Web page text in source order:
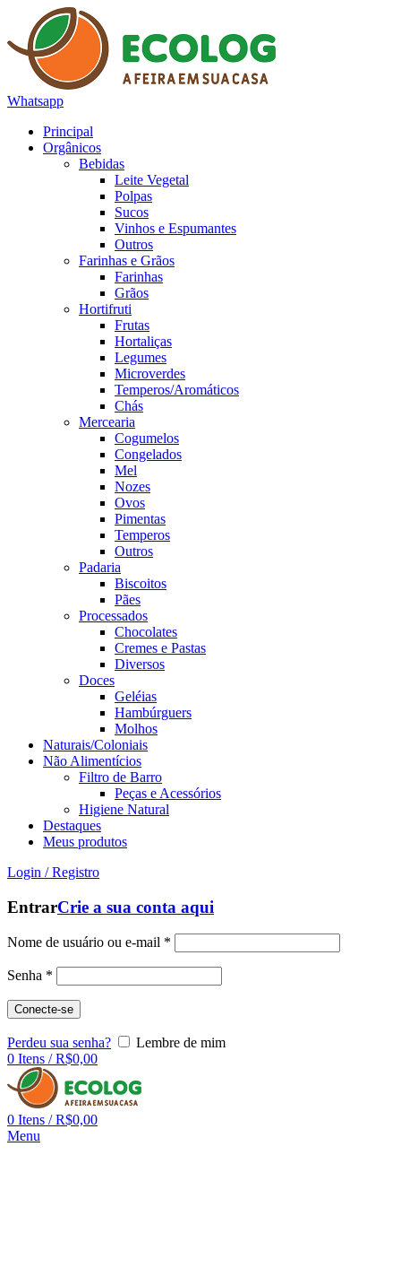
Whatsapp
Principal
Orgânicos
Bebidas
Leite Vegetal
Polpas
Sucos
Vinhos e Espumantes
Outros
Farinhas e Grãos
Farinhas
Grãos
Hortifruti
Frutas
Hortaliças
Legumes
Microverdes
Temperos/Aromáticos
Chás
Mercearia
Cogumelos
Congelados
Mel
Nozes
Ovos
Pimentas
Temperos
Outros
Padaria
Biscoitos
Pães
Processados
Chocolates
Cremes e Pastas
Diversos
Doces
Geléias
Hambúrguers
Molhos
Naturais/Coloniais
Não Alimentícios
Filtro de Barro
Peças e Acessórios
Higiene Natural
Destaques
Meus produtos
Login / Registro
EntrarCrie a sua conta aqui
Nome de usuário ou e-mail *
Senha *
Conecte-se
Perdeu sua senha?
Lembre de mim
0 Itens / R$0,00
0 Itens / R$0,00
Menu